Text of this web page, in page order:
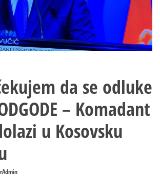
da se odluke
– Komadant
u Kosovsku